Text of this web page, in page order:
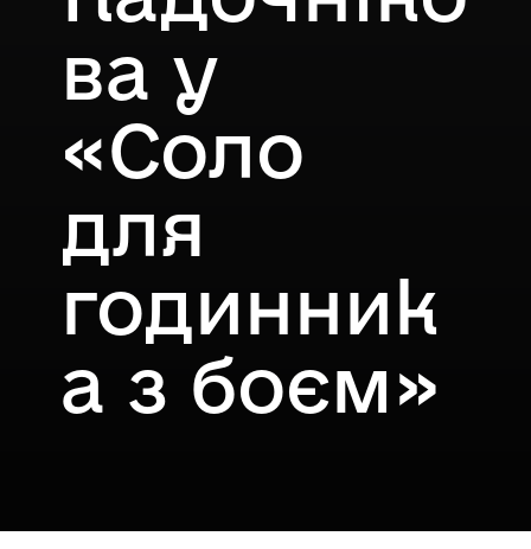
ва у
«Соло
для
годинник
а з боєм»